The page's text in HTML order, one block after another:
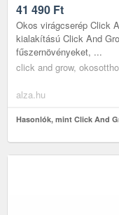
41 490 Ft
Okos virágcserép Click
kialakítású Click And
fűszernövényeket, ...
click and grow,
alza.hu
Hasonlók, mint Click And